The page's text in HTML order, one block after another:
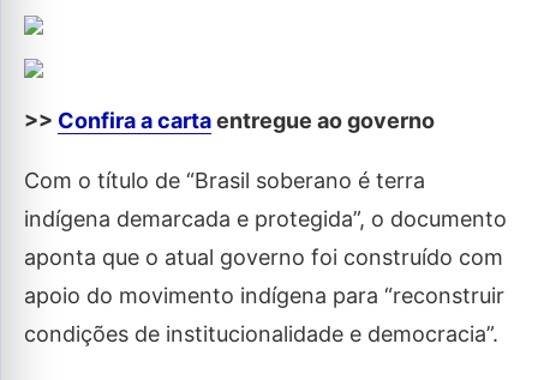
>> Confira a cartaentregue ao governo
Com o título de “Brasil soberano é terra
indígena demarcada e protegida”, o documento
aponta que o atual governo foi construído com
apoio do movimento indígena para “reconstruir
condições de institucionalidade e democracia”.